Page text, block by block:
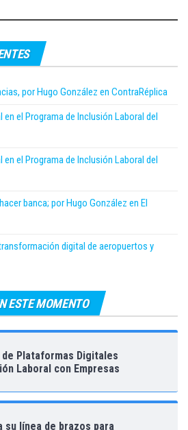
por Hugo González en ContraRéplica
el Programa de Inclusión Laboral del
el Programa de Inclusión Laboral del
banca; por Hugo González en El
digital de aeropuertos y
ESTE MOMENTO
Plataformas Digitales
Laboral con Empresas
su línea de brazos para